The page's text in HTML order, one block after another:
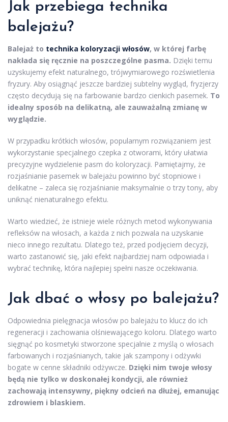
Jak przebiega technika
balejażu?
Balejaż to technika koloryzacji włosów, w której farbę
nakłada się ręcznie na poszczególne pasma. Dzięki temu
uzyskujemy efekt naturalnego, trójwymiarowego rozświetlenia
fryzury. Aby osiągnąć jeszcze bardziej subtelny wygląd, fryzjerzy
często decydują się na farbowanie bardzo cienkich pasemek. To
idealny sposób na delikatną, ale zauważalną zmianę w
wyglądzie.
W przypadku krótkich włosów, popularnym rozwiązaniem jest
wykorzystanie specjalnego czepka z otworami, który ułatwia
precyzyjne wydzielenie pasm do koloryzacji. Pamiętajmy, że
rozjaśnianie pasemek w balejażu powinno być stopniowe i
delikatne – zaleca się rozjaśnianie maksymalnie o trzy tony, aby
uniknąć nienaturalnego efektu.
Warto wiedzieć, że istnieje wiele różnych metod wykonywania
refleksów na włosach, a każda z nich pozwala na uzyskanie
nieco innego rezultatu. Dlatego też, przed podjęciem decyzji,
warto zastanowić się, jaki efekt najbardziej nam odpowiada i
wybrać technikę, która najlepiej spełni nasze oczekiwania.
Jak dbać o włosy po balejażu?
Odpowiednia pielęgnacja włosów po balejażu to klucz do ich
regeneracji i zachowania olśniewającego koloru. Dlatego warto
sięgnąć po kosmetyki stworzone specjalnie z myślą o włosach
farbowanych i rozjaśnianych, takie jak szampony i odżywki
bogate w cenne składniki odżywcze. Dzięki nim twoje włosy
będą nie tylko w doskonałej kondycji, ale również
zachowają intensywny, piękny odcień na dłużej, emanując
zdrowiem i blaskiem.